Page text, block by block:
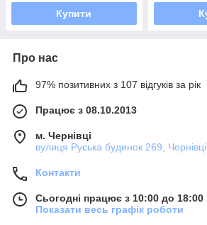
Купити
Про нас
97% позитивних з 107 відгуків за рік
Працює з 08.10.2013
м. Чернівці
вулиця Руська будинок 269,
Контакти
Сьогодні працює з 10:00 до 18:00
Показати весь графік роботи